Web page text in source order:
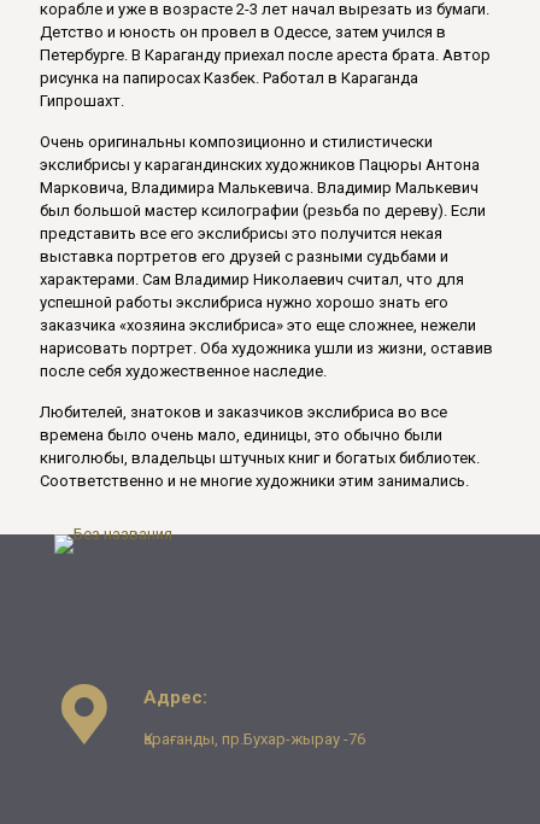
корабле и уже в возрасте 2-3 лет начал вырезать из бумаги.
Детство и юность он провел в Одессе, затем учился в
Петербурге. В Караганду приехал после ареста брата. Автор
рисунка на папиросах Казбек. Работал в Караганда
Гипрошахт.
Очень оригинальны композиционно и стилистически
экслибрисы у карагандинских художников Пацюры Антона
Марковича, Владимира Малькевича. Владимир Малькевич
был большой мастер ксилографии (резьба по дереву). Если
представить все его экслибрисы это получится некая
выставка портретов его друзей с разными судьбами и
характерами. Сам Владимир Николаевич считал, что для
успешной работы экслибриса нужно хорошо знать его
заказчика «хозяина экслибриса» это еще сложнее, нежели
нарисовать портрет. Оба художника ушли из жизни, оставив
после себя художественное наследие.
Любителей, знатоков и заказчиков экслибриса во все
времена было очень мало, единицы, это обычно были
книголюбы, владельцы штучных книг и богатых библиотек.
Соответственно и не многие художники этим занимались.
Адрес:
Қарағанды, пр.Бухар-жырау -76